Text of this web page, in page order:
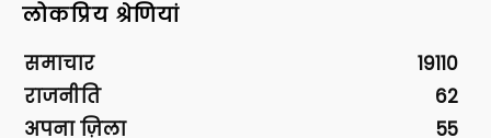
लोकप्रिय श्रेणियां
समाचार
19110
राजनीति
62
अपना ज़िला
55